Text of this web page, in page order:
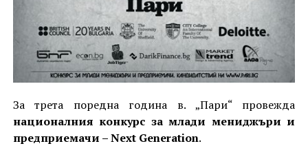
За трета поредна година в. „Пари“ провежда
националния конкурс за млади мениджъри и
предприемачи – Next Generation.